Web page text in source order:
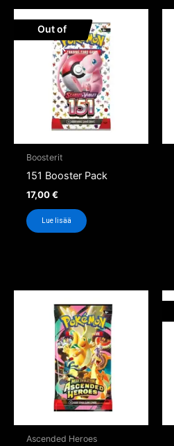
Out of
Stock
Boosterit
151 Booster Pack
17,00€
Lue lisää
Ascended Heroes